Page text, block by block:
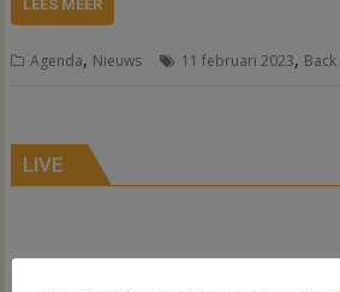
LEES MEER
Agenda, Nieuws 11 februari 2023,
LIVE